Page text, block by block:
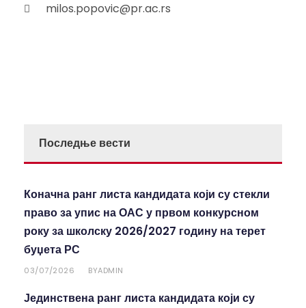
milos.popovic@pr.ac.rs
Последње вести
Коначна ранг листа кандидата који су стекли
право за упис на ОАС у првом конкурсном
року за школску 2026/2027 годину на терет
буџета РС
03/07/2026 BYADMIN
Јединствена ранг листа кандидата који су